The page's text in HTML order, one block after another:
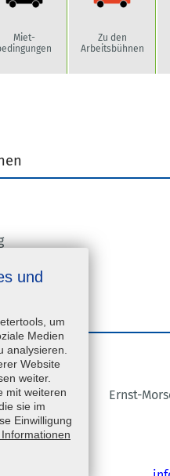
Miet-
Zu den
Arbeitsbühnen
Ernst-
und
um
Medien
analysieren.
Website
weiter.
mit weiteren
sie im
Einwilligung